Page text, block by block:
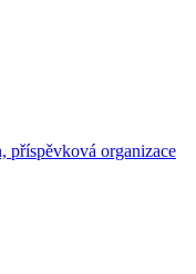
příspěvková organizace